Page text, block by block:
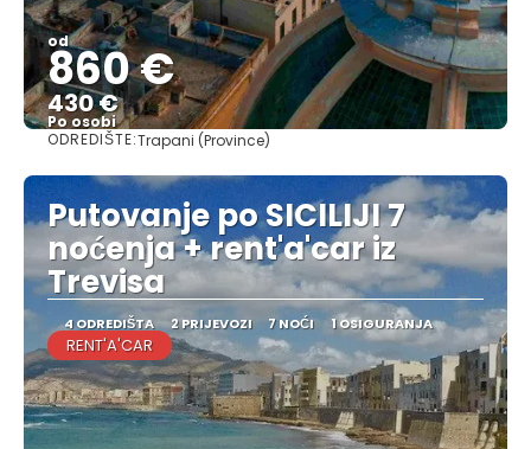
od
860 €
430 €
Po osobi
Vidjeti
ODREDIŠTE:Trapani (Province)
Putovanje po SICILIJI 7
noćenja + rent'a'car iz
Trevisa
4 ODREDIŠTA 2 PRIJEVOZI 7 NOĆI 1 OSIGURANJA
RENT'A'CAR